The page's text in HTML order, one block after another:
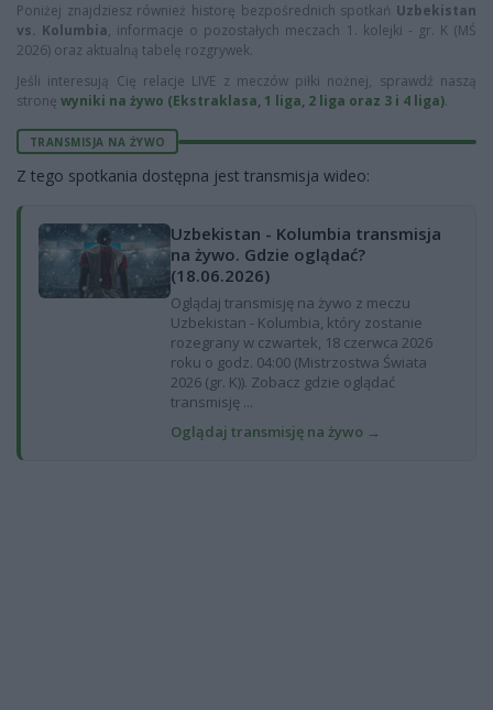
Poniżej znajdziesz również historę bezpośrednich spotkań Uzbekistan
vs. Kolumbia, informacje o pozostałych meczach 1. kolejki - gr. K (MŚ
2026) oraz aktualną tabelę rozgrywek.
Jeśli interesują Cię relacje LIVE z meczów piłki nożnej, sprawdź naszą
stronę wyniki na żywo (Ekstraklasa, 1 liga, 2 liga oraz 3 i 4 liga).
TRANSMISJA NA ŻYWO
Z tego spotkania dostępna jest transmisja wideo:
Uzbekistan - Kolumbia transmisja
na żywo. Gdzie oglądać?
(18.06.2026)
Oglądaj transmisję na żywo z meczu
Uzbekistan - Kolumbia, który zostanie
rozegrany w czwartek, 18 czerwca 2026
roku o godz. 04:00 (Mistrzostwa Świata
2026 (gr. K)). Zobacz gdzie oglądać
transmisję ...
Oglądaj transmisję na żywo →